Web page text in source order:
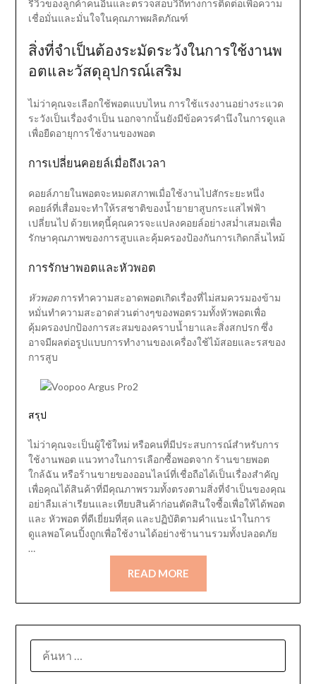
รีวิวของลูกค้าคนอื่นและตรวจสอบวิถีทางการติดต่อเพื่อความ
เชื่อมั่นและมั่นใจในคุณภาพผลิตภัณฑ์
สิ่งที่จำเป็นต้องระมัดระวังในการใช้งานพ
อตและวัสดุอุปกรณ์เสริม
ไม่ว่าคุณจะเลือกใช้พอตแบบไหน การใช้แรงงานอย่างระแวด
ระวังเป็นเรื่องจำเป็น นอกจากนั้นยังมีข้อควรคำนึงในการดูแล
เพื่อยืดอายุการใช้งานของพอต
การเปลี่ยนคอยล์เมื่อถึงเวลา
คอยล์ภายในพอตจะหมดสภาพเมื่อใช้งานไปสักระยะหนึ่ง
คอยล์ที่เสื่อมจะทำให้รสชาติของน้ำยายาสูบกระแสไฟฟ้า
เปลี่ยนไป ด้วยเหตุนี้คุณควรจะแปลงคอยล์อย่างสม่ำเสมอเพื่อ
รักษาคุณภาพของการสูบและคุ้มครองป้องกันการเกิดกลิ่นไหม้
การรักษาพอตและหัวพอต
หัวพอตการทำความสะอาดพอตเกิดเรื่องที่ไม่สมควรมองข้าม
หมั่นทำความสะอาดส่วนต่างๆของพอตรวมทั้งหัวพอตเพื่อ
คุ้มครองปกป้องการสะสมของคราบน้ำยาและสิ่งสกปรก ซึ่ง
อาจมีผลต่อรูปแบบการทำงานของเครื่องใช้ไม้สอยและรสของ
การสูบ
สรุป
ไม่ว่าคุณจะเป็นผู้ใช้ใหม่ หรือคนที่มีประสบการณ์สำหรับการ
ใช้งานพอต แนวทางในการเลือกซื้อพอตจาก ร้านขายพอต
ใกล้ฉัน หรือร้านขายของออนไลน์ที่เชื่อถือได้เป็นเรื่องสำคัญ
เพื่อคุณได้สินค้าที่มีคุณภาพรวมทั้งตรงตามสิ่งที่จำเป็นของคุณ
อย่าลืมเล่าเรียนและเทียบสินค้าก่อนตัดสินใจซื้อเพื่อให้ได้พอต
และ หัวพอต ที่ดีเยี่ยมที่สุด และปฏิบัติตามคำแนะนำในการ
ดูแลพอโคนปิ้งถูกเพื่อใช้งานได้อย่างช้านานรวมทั้งปลอดภัย
…
READ MORE
ค้นหา
สำหรับ: